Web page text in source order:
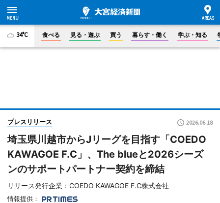
34°C 食べる 見る・遊ぶ 買う 暮らす・働く 学ぶ・知る
プレスリリース 2026.06.18
埼玉県川越市からJリーグを目指す「COEDO
KAWAGOE F.C」、The blueと2026シーズ
ンのサポートパートナー契約を締結
リリース発行企業：COEDO KAWAGOE F.C株式会社
情報提供：